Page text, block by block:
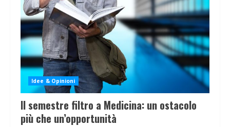
Idee & Opinioni
Il semestre filtro a Medicina: un ostacolo
più che un’opportunità